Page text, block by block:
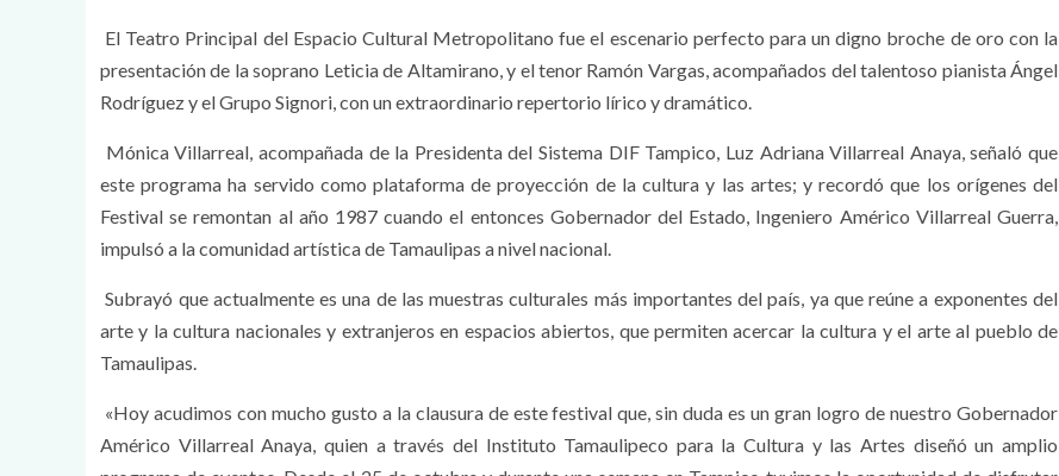
El Teatro Principal del Espacio Cultural Metropolitano fue el escenario perfecto para un digno broche de oro con la
presentación de la soprano Leticia de Altamirano, y el tenor Ramón Vargas, acompañados del talentoso pianista Ángel
Rodríguez y el Grupo Signori, con un extraordinario repertorio lírico y dramático.
Mónica Villarreal, acompañada de la Presidenta del Sistema DIF Tampico, Luz Adriana Villarreal Anaya, señaló que
este programa ha servido como plataforma de proyección de la cultura y las artes; y recordó que los orígenes del
Festival se remontan al año 1987 cuando el entonces Gobernador del Estado, Ingeniero Américo Villarreal Guerra,
impulsó a la comunidad artística de Tamaulipas a nivel nacional.
Subrayó que actualmente es una de las muestras culturales más importantes del país, ya que reúne a exponentes del
arte y la cultura nacionales y extranjeros en espacios abiertos, que permiten acercar la cultura y el arte al pueblo de
Tamaulipas.
«Hoy acudimos con mucho gusto a la clausura de este festival que, sin duda es un gran logro de nuestro Gobernador
Américo Villarreal Anaya, quien a través del Instituto Tamaulipeco para la Cultura y las Artes diseñó un amplio